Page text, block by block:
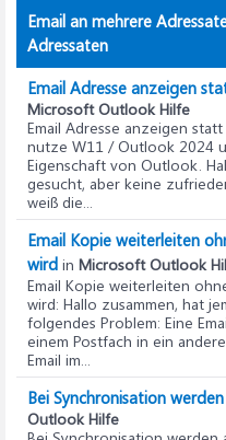
Email an mehrere
Adressaten
Email Adresse anzeigen
Microsoft Outlook Hilfe
Email Adresse anzeigen
nutze W11 / Outlook 2024
Eigenschaft von Outlook.
gesucht, aber keine
weiß die...
Email Kopie weiterleiten
wird in Microsoft Outlook
Email Kopie weiterleiten
wird: Hallo zusammen, hat
folgendes Problem: Eine
einem Postfach in ein
Email im...
Bei Synchronisation
Outlook Hilfe